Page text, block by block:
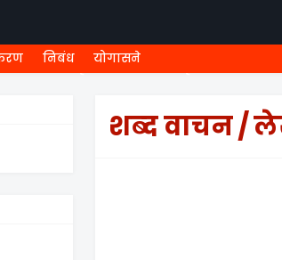
५ वी शिष्यवृत्ती ८ वी शिष्यवृत्ती
निबंध योगासने
शब्द वाचन /